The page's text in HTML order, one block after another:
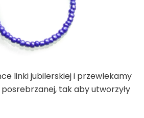
linki jubilerskiej i przewlekamy
tak aby utworzyły